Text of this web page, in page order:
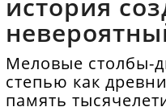
история
Меловые столбы-
степью как
память